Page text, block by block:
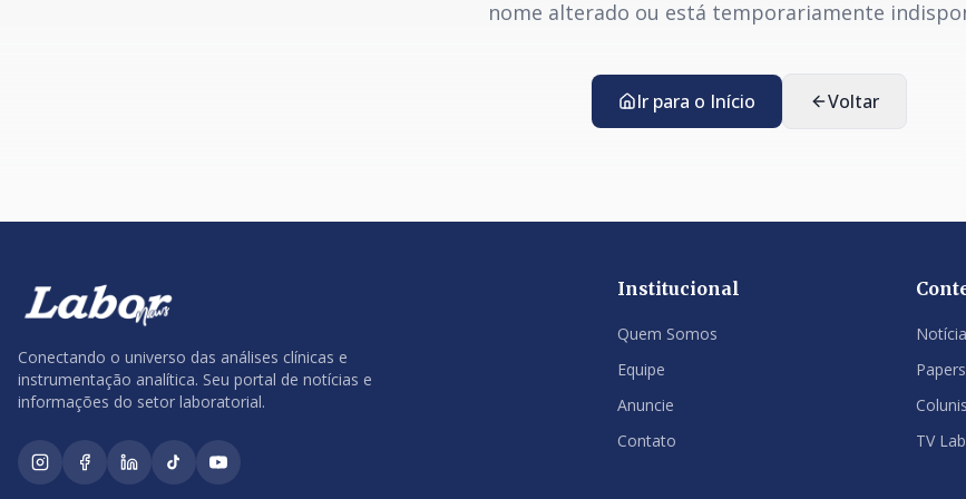
nome alterado ou está temporariamente
Ir para o Início Voltar
Conectando o universo das análises clínicas e
instrumentação analítica. Seu portal de notícias e
informações do setor laboratorial.
Institucional
Quem Somos
Equipe
Anuncie
Contato
Papers
TV